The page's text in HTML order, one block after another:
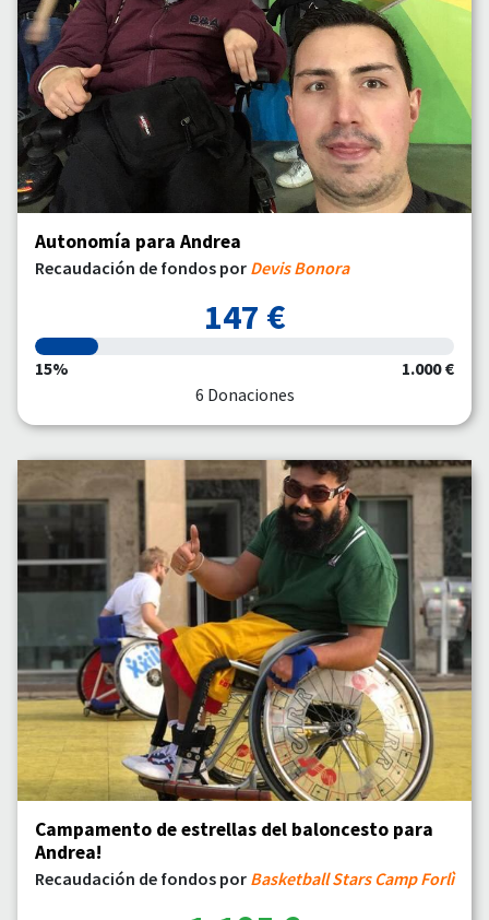
Autonomía para Andrea
Recaudación de fondos por Devis Bonora
147 €
15%
1.000 €
6 Donaciones
Campamento de estrellas del baloncesto para
Andrea!
Recaudación de fondos por Basketball Stars Camp Forlì